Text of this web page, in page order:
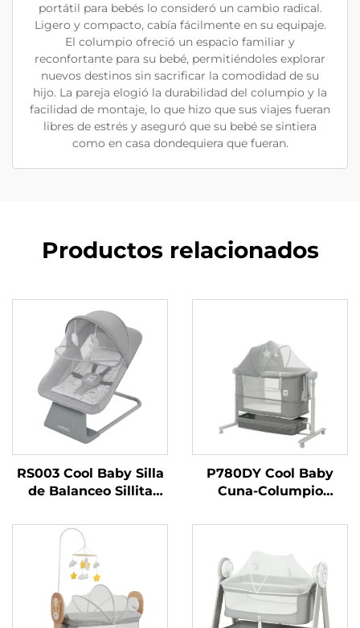
portátil para bebés lo consideró un cambio radical.
Ligero y compacto, cabía fácilmente en su equipaje.
El columpio ofreció un espacio familiar y
reconfortante para su bebé, permitiéndoles explorar
nuevos destinos sin sacrificar la comodidad de su
hijo. La pareja elogió la durabilidad del columpio y la
facilidad de montaje, lo que hizo que sus viajes fueran
libres de estrés y aseguró que su bebé se sintiera
como en casa dondequiera que fueran.
Productos relacionados
RS003 Cool Baby Silla
de Balanceo Sillita
para Niños y Niñas con
Bluetooth Activado
P780DY Cool Baby
Cuna-Columpio
para Bebé con 5
Balanceo y Detección
de Llanto